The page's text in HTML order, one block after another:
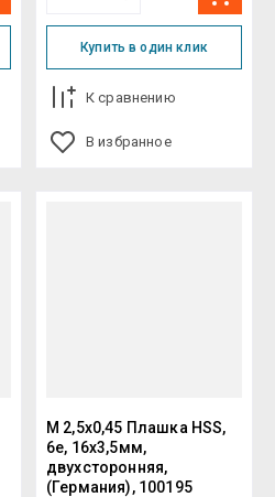
Купить в один клик
К сравнению
В избранное
M 2,5x0,45 Плашка HSS,
6e, 16x3,5мм,
двухсторонняя,
(Германия), 100195